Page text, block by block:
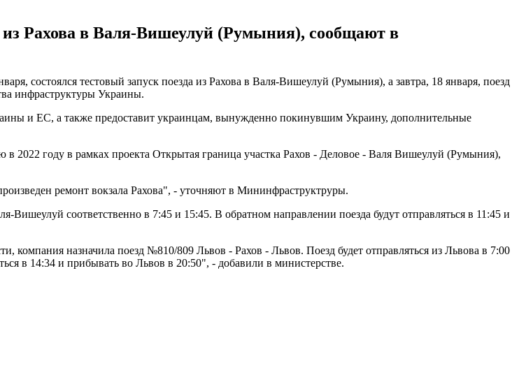
из Рахова в Валя-Вишеулуй (Румыния), сообщают в
состоялся тестовый запуск поезда из Рахова в Валя-Вишеулуй (Румыния), а завтра, 18 января, поезд
инфраструктуры Украины.
и ЕС, а также предоставит украинцам, вынужденно покинувшим Украину, дополнительные
2022 году в рамках проекта Открытая граница участка Рахов - Деловое - Валя Вишеулуй (Румыния),
ремонт вокзала Рахова", - уточняют в Мининфраструктруры.
соответственно в 7:45 и 15:45. В обратном направлении поезда будут отправляться в 11:45 и
компания назначила поезд №810/809 Львов - Рахов - Львов. Поезд будет отправляться из Львова в 7:00
в 14:34 и прибывать во Львов в 20:50", - добавили в министерстве.